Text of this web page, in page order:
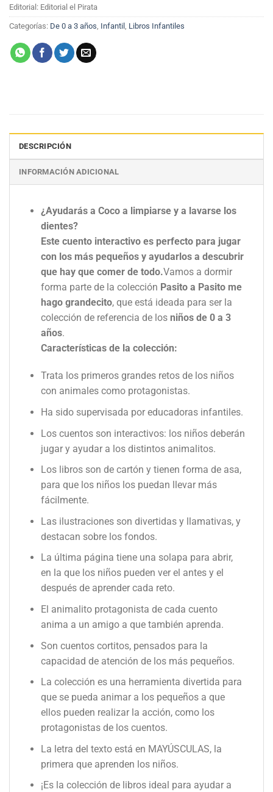
Editorial: Editorial el Pirata
Categorías: De 0 a 3 años Infantil Libros Infantiles
DESCRIPCIÓN
INFORMACIÓN ADICIONAL
¿Ayudarás a Coco a limpiarse y a lavarse los
dientes?
Este cuento interactivo es perfecto para jugar
con los más pequeños y ayudarlos a descubrir
que hay que comer de todo.Vamos a dormir
forma parte de la colección Pasito a Pasito me
hago grandecito, que está ideada para ser la
colección de referencia de los niños de 0 a 3
años.
Características de la colección:
Trata los primeros grandes retos de los niños
con animales como protagonistas.
Ha sido supervisada por educadoras infantiles.
Los cuentos son interactivos: los niños deberán
jugar y ayudar a los distintos animalitos.
Los libros son de cartón y tienen forma de asa,
para que los niños los puedan llevar más
fácilmente.
Las ilustraciones son divertidas y llamativas, y
destacan sobre los fondos.
La última página tiene una solapa para abrir,
en la que los niños pueden ver el antes y el
después de aprender cada reto.
El animalito protagonista de cada cuento
anima a un amigo a que también aprenda.
Son cuentos cortitos, pensados para la
capacidad de atención de los más pequeños.
La colección es una herramienta divertida para
que se pueda animar a los pequeños a que
ellos pueden realizar la acción, como los
protagonistas de los cuentos.
La letra del texto está en MAYÚSCULAS, la
primera que aprenden los niños.
¡Es la colección de libros ideal para ayudar a